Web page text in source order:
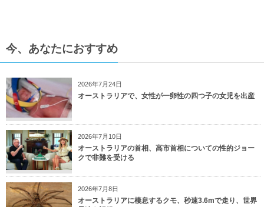
今、あなたにおすすめ
2026年7月24日
オーストラリアで、女性が一卵性の四つ子の女児を出産
2026年7月10日
オーストラリアの首相、高市首相についての性的ジョー
クで非難を受ける
2026年7月8日
オーストラリアに棲息するクモ、秒速3.6mで走り、世界